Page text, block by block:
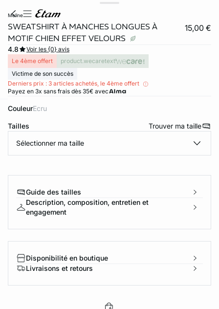
meline
SWEATSHIRT À MANCHES LONGUES À
MOTIF CHIEN EFFET VELOURS
15,00 €
4.8
Voir les {0} avis
Le 4ème offert
product.wecaretext
Victime de son succès
Derniers prix : 3 articles achetés, le 4ème offert
Payez en 3x sans frais dès 35€ avec
Couleur ecru
Tailles Trouver ma taille
Sélectionner ma taille
Guide des tailles
Description, composition, entretien et
engagement
Disponibilité en boutique
Livraisons et retours